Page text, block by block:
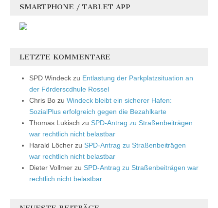
SMARTPHONE / TABLET APP
LETZTE KOMMENTARE
SPD Windeck zu Entlastung der Parkplatzsituation an
der Förderscdhule Rossel
Chris Bo zu Windeck bleibt ein sicherer Hafen:
SozialPlus erfolgreich gegen die Bezahlkarte
Thomas Lukisch zu SPD-Antrag zu Straßenbeiträgen
war rechtlich nicht belastbar
Harald Löcher zu SPD-Antrag zu Straßenbeiträgen
war rechtlich nicht belastbar
Dieter Vollmer zu SPD-Antrag zu Straßenbeiträgen war
rechtlich nicht belastbar